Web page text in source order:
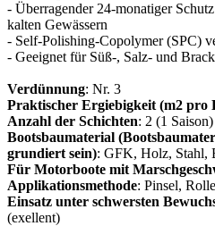
- Überragender 24-monatiger
kalten Gewässern
- Self-Polishing-Copolymer (SPC)
- Geeignet für Süß-, Salz- und
Verdünnung: Nr. 3
Praktischer Ergiebigkeit (m2 pro
Anzahl der Schichten: 2 (1
Bootsbaumaterial
grundiert sein): GFK, Holz, Stahl,
Für Motorboote mit
Applikationsmethode: Pinsel, Rolle
Einsatz unter schwersten
(exellent)